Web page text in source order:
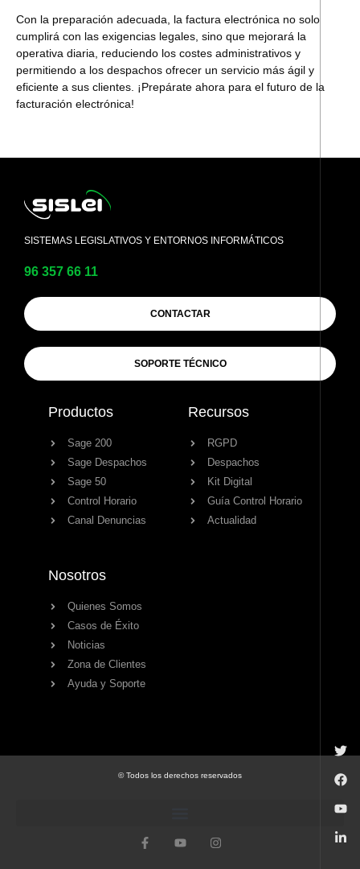
Con la preparación adecuada, la factura electrónica no solo
cumplirá con las exigencias legales, sino que mejorará la
operativa diaria, reduciendo los costes administrativos y
permitiendo a los despachos ofrecer un servicio más ágil y
eficiente a sus clientes. ¡Prepárate ahora para el futuro de la
facturación electrónica!
SISTEMAS LEGISLATIVOS Y ENTORNOS INFORMÁTICOS
96 357 66 11
CONTACTAR
SOPORTE TÉCNICO
Productos
Sage 200
Sage Despachos
Sage 50
Control Horario
Canal Denuncias
Recursos
RGPD
Despachos
Kit Digital
Guía Control Horario
Actualidad
Nosotros
Quienes Somos
Casos de Éxito
Noticias
Zona de Clientes
Ayuda y Soporte
© Todos los derechos reservados